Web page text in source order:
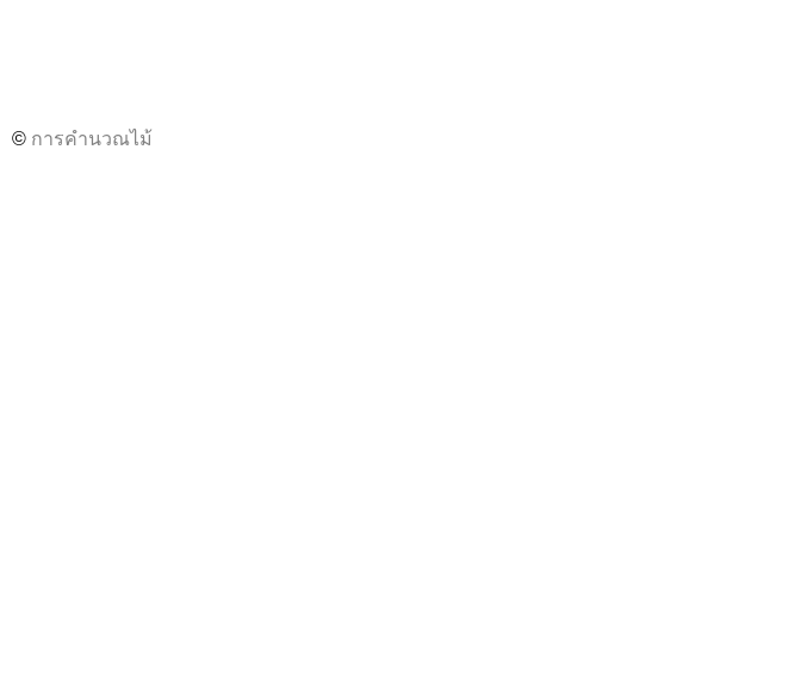
© การคำนวณไม้